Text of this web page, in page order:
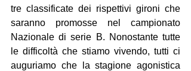
tre classificate dei rispettivi gironi che
saranno promosse nel campionato
Nazionale di serie B. Nonostante tutte
le difficoltà che stiamo vivendo, tutti ci
auguriamo che la stagione agonistica